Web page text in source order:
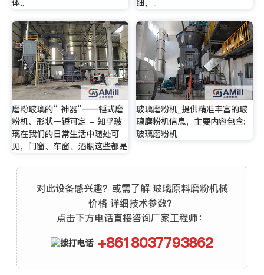
体。
细，。
磨粉玻璃的“ 神器”——锤式磨
粉机、形状一锤可定 - 知乎玻
璃在我们的日常生活中随处可
见，门窗、车窗、酒瓶这些都是
玻璃磨粉机_提供精准丰富的玻
璃磨粉机信息，主要内容包含:
玻璃磨粉机
对此设备感兴趣？或需了解 玻璃原料磨粉机械
价格 详细技术参数？
点击下方电话直接咨询厂家工程师：
+8618037793862